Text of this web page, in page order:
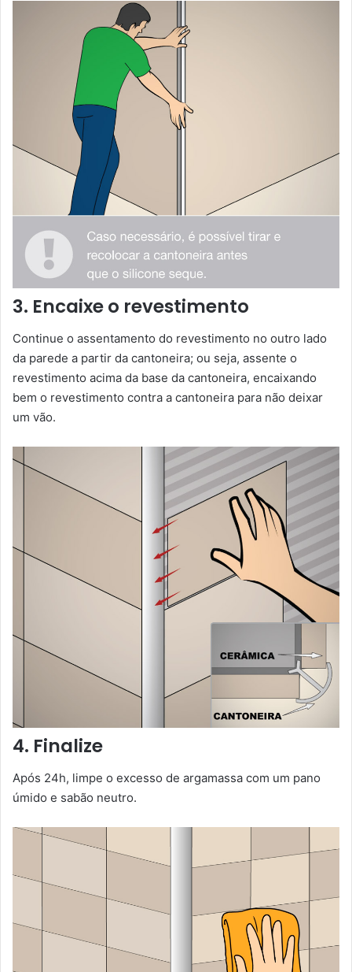
3. Encaixe o revestimento
Continue o assentamento do revestimento no outro lado
da parede a partir da cantoneira; ou seja, assente o
revestimento acima da base da cantoneira, encaixando
bem o revestimento contra a cantoneira para não deixar
um vão.
4. Finalize
Após 24h, limpe o excesso de argamassa com um pano
úmido e sabão neutro.